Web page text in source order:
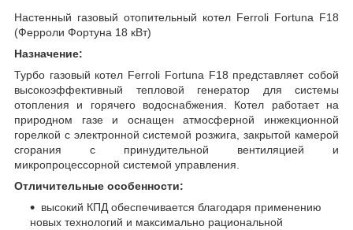
Настенный газовый отопительный котел Ferroli Fortuna F18
(Ферроли Фортуна 18 кВт)
Назначение:
Турбо газовый котел Ferroli Fortuna F18 представляет собой
высокоэффективный тепловой генератор для системы
отопления и горячего водоснабжения. Котел работает на
природном газе и оснащен атмосферной инжекционной
горелкой с электронной системой розжига, закрытой камерой
сгорания с принудительной вентиляцией и
микропроцессорной системой управления.
Отличительные особенности:
высокий КПД обеспечивается благодаря применению
новых технологий и максимально рациональной